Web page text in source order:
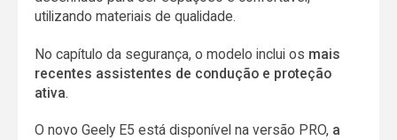
utilizando materiais de qualidade.
No capítulo da segurança, o modelo inclui os mais
recentes assistentes de condução e proteção
ativa.
O novo Geely E5 está disponível na versão PRO, a